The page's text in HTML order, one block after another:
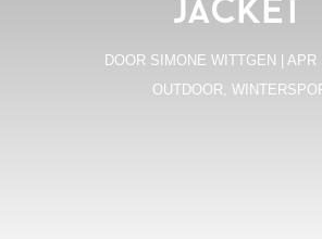
Jacket
DOOR SIMONE WITTGEN APR
OUTDOOR